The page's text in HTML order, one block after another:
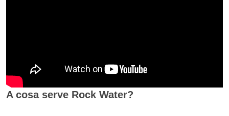
A cosa serve Rock Water?